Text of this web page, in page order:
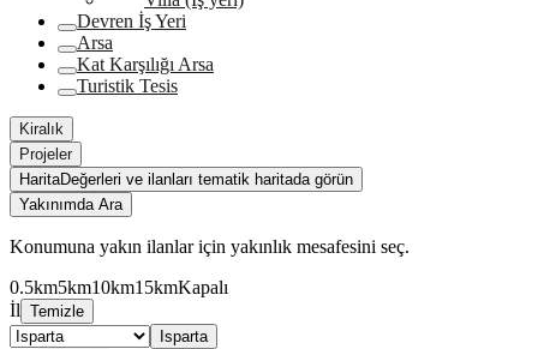
Devren İş Yeri
Arsa
Kat Karşılığı Arsa
Turistik Tesis
Kiralık
Projeler
HaritaDeğerleri ve ilanları tematik haritada görün
Yakınımda Ara
Konumuna yakın ilanlar için yakınlık mesafesini seç.
0.5km5km10km15kmKapalı
İl Temizle
Isparta